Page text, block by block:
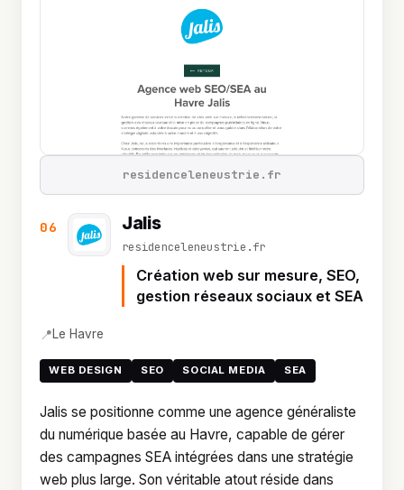
06 Jalis
residenceleneustrie.fr
Création web sur mesure, SEO,
gestion réseaux sociaux et SEA
📍Le Havre
WEB DESIGN SEO SOCIAL MEDIA SEA
Jalis se positionne comme une agence généraliste
du numérique basée au Havre, capable de gérer
des campagnes SEA intégrées dans une stratégie
web plus large. Son véritable atout réside dans
residenceleneustrie.fr